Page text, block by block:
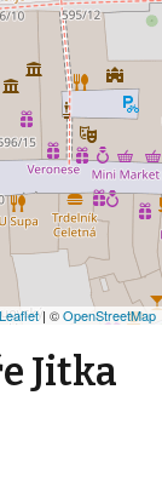
| ©OpenStreetMap
Jitka